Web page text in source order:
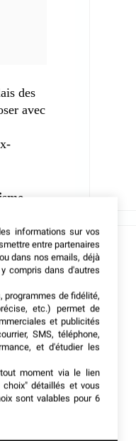
des
avec
moins
lachaîne
à
les
informations sur vos
entre partenaires
dans nos emails, déjà
compris dans d'autres
programmes de fidélité,
etc.) permet de
et publicités
SMS, téléphone,
et d'étudier les
moment via le lien
détaillés et vous
sont valables pour 6